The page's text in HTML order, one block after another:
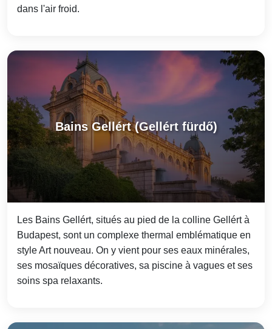
dans l'air froid.
Bains Gellért (Gellért fürdő)
Les Bains Gellért, situés au pied de la colline Gellért à
Budapest, sont un complexe thermal emblématique en
style Art nouveau. On y vient pour ses eaux minérales,
ses mosaïques décoratives, sa piscine à vagues et ses
soins spa relaxants.